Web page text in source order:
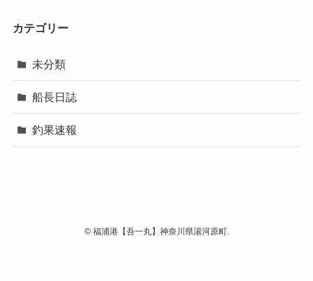
イ
カテゴリー
未分類
船長日誌
釣果速報
©福浦港【吾一丸】神奈川県湯河原町.